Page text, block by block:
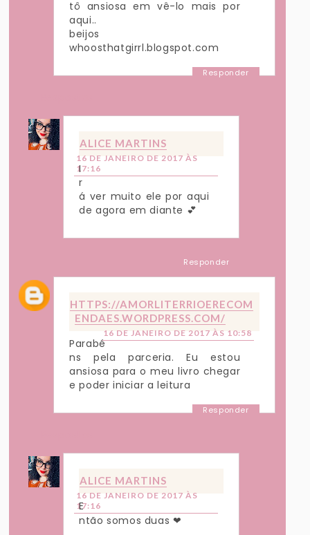
tô ansiosa em vê-lo mais por
aqui..
beijos
whoosthatgirrl.blogspot.com
Responder
ALICE MARTINS
16 DE JANEIRO DE 2017 ÀS
17:16
I
r
á ver muito ele por aqui
de agora em diante 💕
Responder
HTTPS://AMORLITERRIOERECOM
ENDAES.WORDPRESS.COM/
16 DE JANEIRO DE 2017 ÀS 10:58
Parabé
ns pela parceria. Eu estou
ansiosa para o meu livro chegar
e poder iniciar a leitura
Responder
ALICE MARTINS
16 DE JANEIRO DE 2017 ÀS
17:16
E
ntão somos duas ❤